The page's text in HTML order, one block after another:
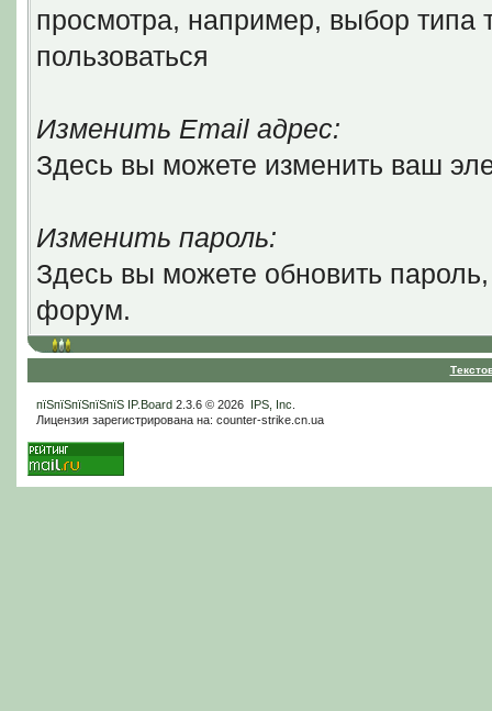
просмотра, например, выбор типа
пользоваться
Изменить Email адрес:
Здесь вы можете изменить ваш
Изменить пароль:
Здесь вы можете обновить
форум.
пїЅпїЅпїЅпїЅпїЅ IP.Board2.3.6 © 2026 IPS, Inc
Лицензия зарегистрирована на: counter-strike.cn.ua